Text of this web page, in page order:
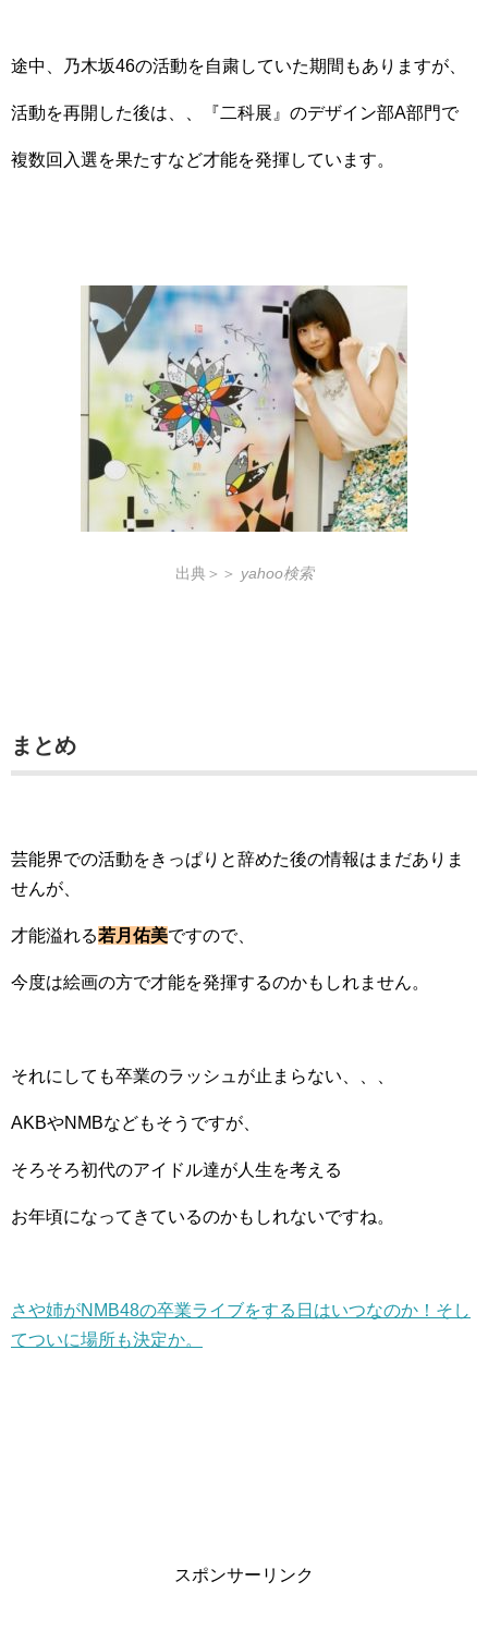
途中、乃木坂46の活動を自粛していた期間もありますが、
活動を再開した後は、、『二科展』のデザイン部A部門で
複数回入選を果たすなど才能を発揮しています。
出典＞＞ yahoo検索
まとめ
芸能界での活動をきっぱりと辞めた後の情報はまだありま
せんが、
才能溢れる若月佑美ですので、
今度は絵画の方で才能を発揮するのかもしれません。
それにしても卒業のラッシュが止まらない、、、
AKBやNMBなどもそうですが、
そろそろ初代のアイドル達が人生を考える
お年頃になってきているのかもしれないですね。
さや姉がNMB48の卒業ライブをする日はいつなのか！そし
てついに場所も決定か。
スポンサーリンク